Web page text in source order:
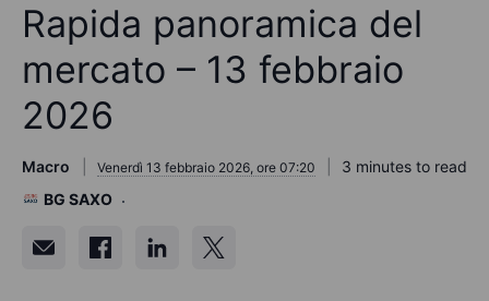
Rapida panoramica del
mercato – 13 febbraio
2026
Macro Venerdì 13 febbraio 2026, ore 07:20
3 minutes to read
BG SAXO